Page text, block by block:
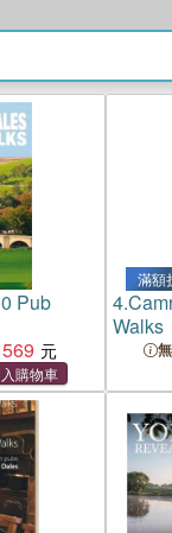
Pub
569
滿額
4.
Walks